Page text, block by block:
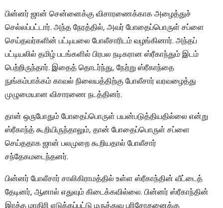
பின்னர் ஜான் சென்னைக்கு விசாரணைக்காக அழைத்துச்
செல்லப்பட்டார். அந்த நேரத்தில், அவர் போதைப்பொருள் சப்ளை
செய்தவர்களின் பட்டியலை போலீசாரிடம் வழங்கினார். அந்தப்
பட்டியலில் தமிழ் படங்களில் பிரபல நடிகரான ஸ்ரீகாந்தும் இடம்
பெற்றிருந்தார். இதைத் தொடர்ந்து, நேற்று ஸ்ரீகாந்தை
நுங்கம்பாக்கம் காவல் நிலையத்திற்கு போலீசார் வரவழைத்து
முழுமையான விசாரணை நடத்தினர்.
தான் ஒருபோதும் போதைப்பொருள் பயன்படுத்தியதில்லை என்று
ஸ்ரீகாந்த் கூறியிருந்தாலும், தான் போதைப்பொருள் சப்ளை
செய்ததாக ஜான் பலமுறை கூறியதால் போலீசார்
சந்தேகமடைந்தனர்.
பின்னர் போலீசார் சாலிகிராமத்தில் உள்ள ஸ்ரீகாந்தின் வீட்டைத்
தேடினர், ஆனால் எதுவும் கிடைக்கவில்லை. பின்னர் ஸ்ரீகாந்தின்